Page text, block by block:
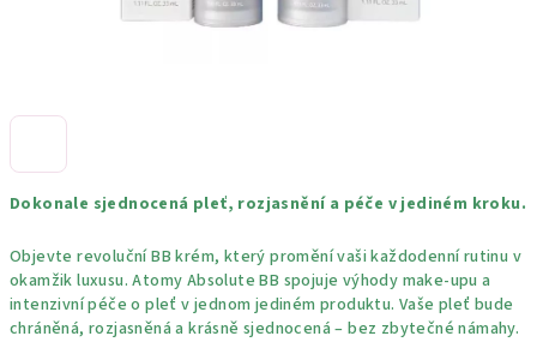
Dokonale sjednocená pleť, rozjasnění a péče v jediném kroku.
Objevte revoluční BB krém, který promění vaši každodenní rutinu v
okamžik luxusu. Atomy Absolute BB spojuje výhody make-upu a
intenzivní péče o pleť v jednom jediném produktu. Vaše pleť bude
chráněná, rozjasněná a krásně sjednocená – bez zbytečné námahy.